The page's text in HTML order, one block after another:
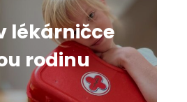
lékárničce
rodinu